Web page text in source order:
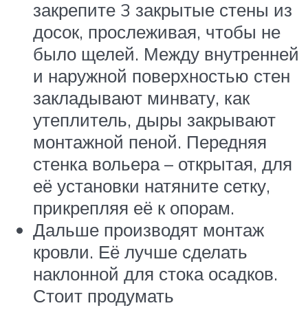
закрепите 3 закрытые стены из
досок, прослеживая, чтобы не
было щелей. Между внутренней
и наружной поверхностью стен
закладывают минвату, как
утеплитель, дыры закрывают
монтажной пеной. Передняя
стенка вольера – открытая, для
её установки натяните сетку,
прикрепляя её к опорам.
Дальше производят монтаж
кровли. Её лучше сделать
наклонной для стока осадков.
Стоит продумать